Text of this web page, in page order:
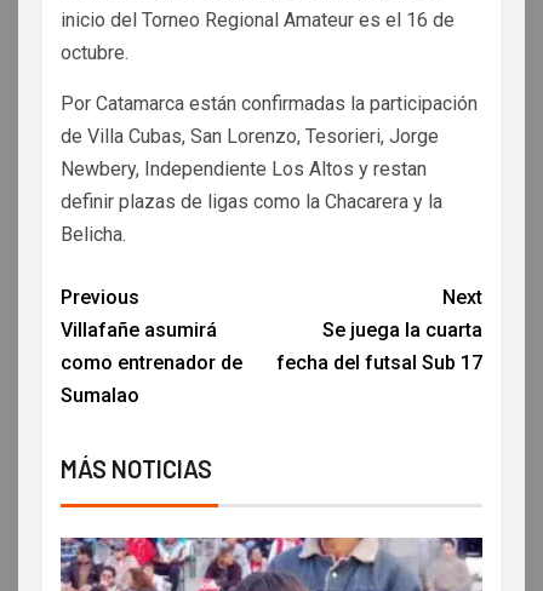
inicio del Torneo Regional Amateur es el 16 de
octubre.
Por Catamarca están confirmadas la participación
de Villa Cubas, San Lorenzo, Tesorieri, Jorge
Newbery, Independiente Los Altos y restan
definir plazas de ligas como la Chacarera y la
Belicha.
Previous
Villafañe asumirá
como entrenador de
Sumalao
Next
Se juega la cuarta
fecha del futsal Sub 17
MÁS NOTICIAS